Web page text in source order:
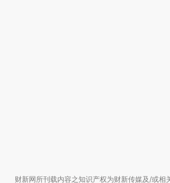
财新网所刊载内容之知识产权为财新传媒及/或相